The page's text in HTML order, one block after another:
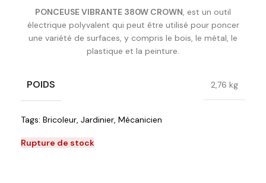
PONCEUSE VIBRANTE 380W CROWN, est un outil
électrique polyvalent qui peut être utilisé pour poncer
une variété de surfaces, y compris le bois, le métal, le
plastique et la peinture.
POIDS 2,76 kg
Tags: Bricoleur, Jardinier, Mécanicien
Rupture de stock